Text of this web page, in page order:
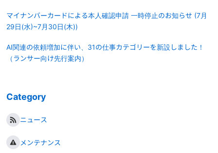
マイナンバーカードによる本人確認申請 一時停止のお知らせ (7月
29日(水)~7月30日(木))
AI関連の依頼増加に伴い、31の仕事カテゴリーを新設しました！
（ランサー向け先行案内）
Category
ニュース
メンテナンス